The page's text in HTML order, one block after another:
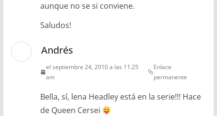
aunque no se si conviene.
Saludos!
Andrés
el septiembre 24, 2010 a las 11:25
am
Enlace
permanente
Bella, sí, lena Headley está en la serie!!! Hace
de Queen Cersei